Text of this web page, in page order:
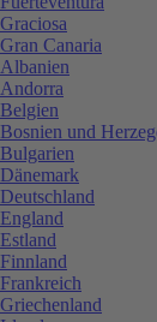
Graciosa
Gran Canaria
Albanien
Andorra
Belgien
Bosnien und
Bulgarien
Dänemark
Deutschland
England
Estland
Finnland
Frankreich
Griechenland